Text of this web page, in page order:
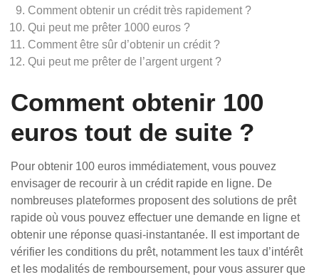
Comment obtenir un crédit très rapidement ?
Qui peut me prêter 1000 euros ?
Comment être sûr d’obtenir un crédit ?
Qui peut me prêter de l’argent urgent ?
Comment obtenir 100
euros tout de suite ?
Pour obtenir 100 euros immédiatement, vous pouvez
envisager de recourir à un crédit rapide en ligne. De
nombreuses plateformes proposent des solutions de prêt
rapide où vous pouvez effectuer une demande en ligne et
obtenir une réponse quasi-instantanée. Il est important de
vérifier les conditions du prêt, notamment les taux d’intérêt
et les modalités de remboursement, pour vous assurer que